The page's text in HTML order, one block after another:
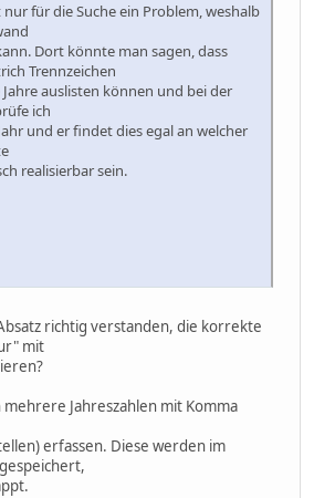
für die Suche ein Problem, weshalb
Dort könnte man sagen, dass
Trennzeichen
auslisten können und bei der
ich
und er findet dies egal an welcher
realisierbar sein.
richtig verstanden, die korrekte
mit
Jahreszahlen mit Komma
erfassen. Diese werden im